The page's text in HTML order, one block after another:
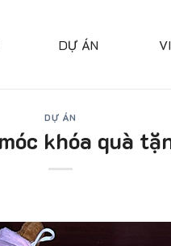
DỰ ÁN
DỰ ÁN
khóa quà